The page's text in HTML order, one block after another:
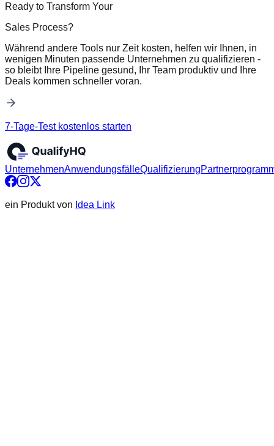
Ready to Transform Your
Sales Process?
Während andere Tools nur Zeit kosten, helfen wir Ihnen, in
wenigen Minuten passende Unternehmen zu qualifizieren -
so bleibt Ihre Pipeline gesund, Ihr Team produktiv und Ihre
Deals kommen schneller voran.
7-Tage-Test kostenlos starten
UnternehmenAnwendungsfälleQualifizierung
ein Produkt von Idea Link